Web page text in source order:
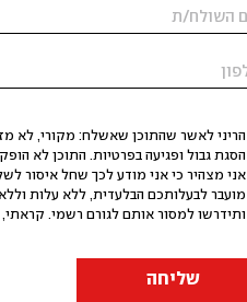
הריני לאשר שהתוכן שאשלח: מקורי, לא
אני מצהיר כי אני מודע לכך שחל איסור
מועבר לבעלותכם הבלעדית, ללא עלות
ותידרשו למסור אותם לגורם רשמי.
שליחה